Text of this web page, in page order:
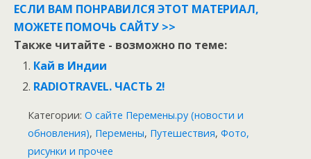
ЕСЛИ ВАМ ПОНРАВИЛСЯ ЭТОТ МАТЕРИАЛ,
МОЖЕТЕ ПОМОЧЬ САЙТУ >>
Также читайте - возможно по теме:
Кай в Индии
RADIOTRAVEL. ЧАСТЬ 2!
Категории: О сайте Перемены.ру (новости и
обновления), Перемены, Путешествия, Фото,
рисунки и прочее